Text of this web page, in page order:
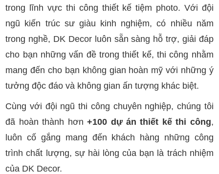
trong lĩnh vực thi công thiết kế tiệm photo. Với đội
ngũ kiến trúc sư giàu kinh nghiệm, có nhiều năm
trong nghề, DK Decor luôn sẵn sàng hỗ trợ, giải đáp
cho bạn những vấn đề trong thiết kế, thi công nhằm
mang đến cho bạn không gian hoàn mỹ với những ý
tưởng độc đáo và không gian ấn tượng khác biệt.
Cùng với đội ngũ thi công chuyên nghiệp, chúng tôi
đã hoàn thành hơn+100 dự án thiết kế thi công,
luôn cố gắng mang đến khách hàng những công
trình chất lượng, sự hài lòng của bạn là trách nhiệm
của DK Decor.